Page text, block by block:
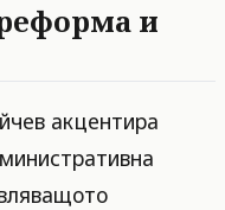
и
акцентира